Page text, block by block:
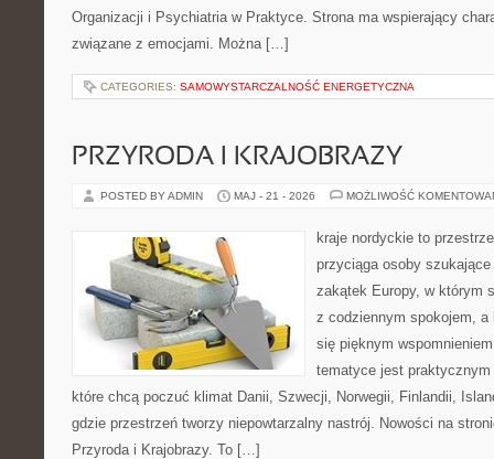
Organizacji i Psychiatria w Praktyce. Strona ma wspierający
związane z emocjami. Można […]
CATEGORIES: SAMOWYSTARCZALNOŚĆ ENERGETYCZNA
PRZYRODA I KRAJOBRAZY
POSTED BY ADMIN MAJ - 21 - 2026 MOŻLIWOŚĆ
kraje nordyckie to
przyciąga osoby
zakątek Europy, w którym
z codziennym spokojem,
się pięknym
tematyce jest
które chcą poczuć klimat Danii, Szwecji, Norwegii, Finlandii,
gdzie przestrzeń tworzy niepowtarzalny nastrój. Nowości na
Przyroda i Krajobrazy. To […]